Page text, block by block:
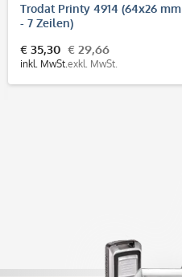
Trodat Printy 4914 (64x26 mm
- 7 Zeilen)
€ 35,30
inkl. MwSt.
€ 29,66
exkl. MwSt.